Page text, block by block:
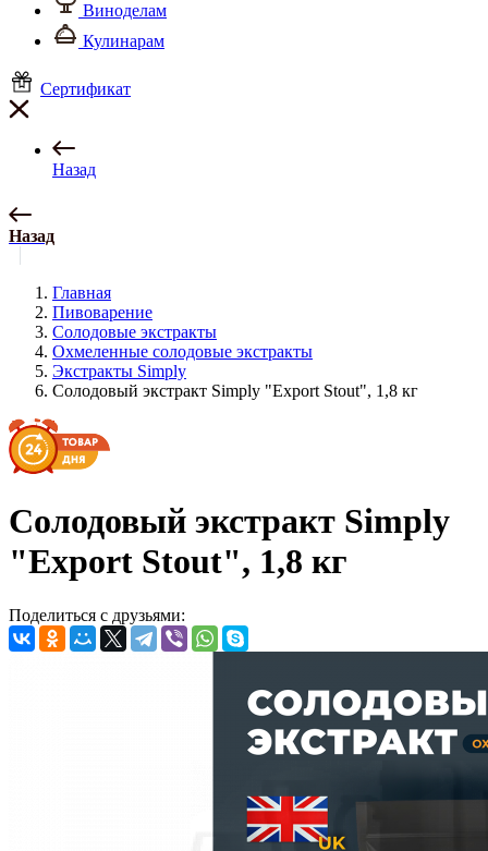
Виноделам
Кулинарам
Сертификат
Назад
Назад
Главная
Пивоварение
Солодовые экстракты
Охмеленные солодовые экстракты
Экстракты Simply
Солодовый экстракт Simply "Export Stout", 1,8 кг
Солодовый экстракт Simply
"Export Stout", 1,8 кг
Поделиться с друзьями: